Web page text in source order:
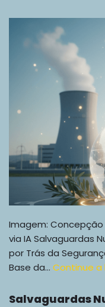
Imagem:
via IA Salvaguardas
por Trás da
Base da… Continue a
Salvaguardas